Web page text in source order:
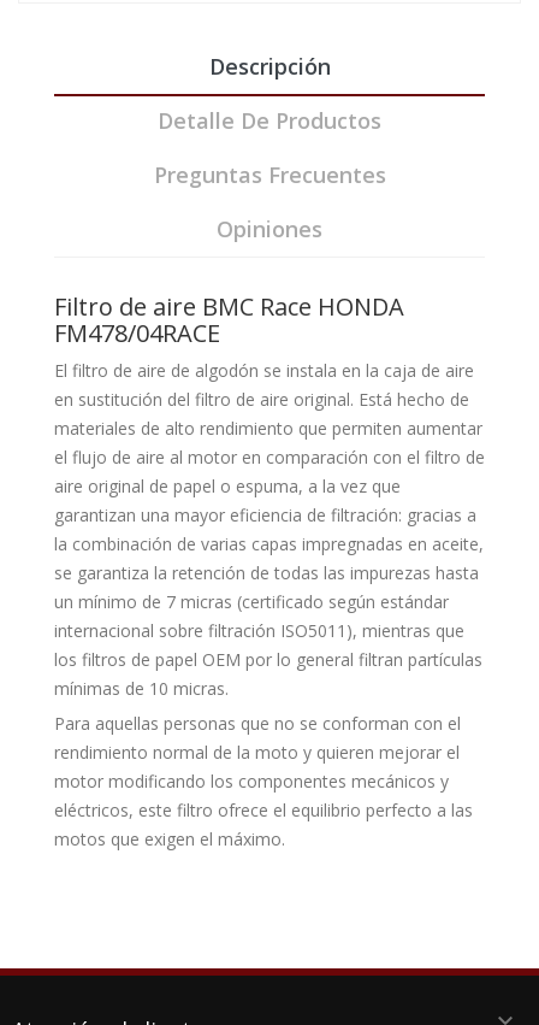
Descripción
Detalle De Productos
Preguntas Frecuentes
Opiniones
Filtro de aire BMC Race HONDA
FM478/04RACE
El filtro de aire de algodón se instala en la caja de aire
en sustitución del filtro de aire original. Está hecho de
materiales de alto rendimiento que permiten aumentar
el flujo de aire al motor en comparación con el filtro de
aire original de papel o espuma, a la vez que
garantizan una mayor eficiencia de filtración: gracias a
la combinación de varias capas impregnadas en aceite,
se garantiza la retención de todas las impurezas hasta
un mínimo de 7 micras (certificado según estándar
internacional sobre filtración ISO5011), mientras que
los filtros de papel OEM por lo general filtran partículas
mínimas de 10 micras.
Para aquellas personas que no se conforman con el
rendimiento normal de la moto y quieren mejorar el
motor modificando los componentes mecánicos y
eléctricos, este filtro ofrece el equilibrio perfecto a las
motos que exigen el máximo.